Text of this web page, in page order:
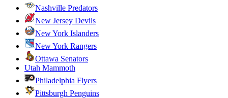
Nashville Predators
New Jersey Devils
New York Islanders
New York Rangers
Ottawa Senators
Utah Mammoth
Philadelphia Flyers
Pittsburgh Penguins